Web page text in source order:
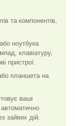
та компонентів,
ноутбука
клавіатуру,
пристрої.
планшета на
ваші
зайвих дій.